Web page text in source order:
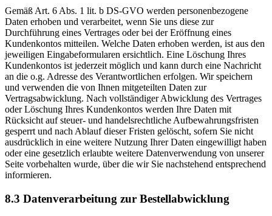
Gemäß Art. 6 Abs. 1 lit. b DS-GVO werden personenbezogene
Daten erhoben und verarbeitet, wenn Sie uns diese zur
Durchführung eines Vertrages oder bei der Eröffnung eines
Kundenkontos mitteilen. Welche Daten erhoben werden, ist aus den
jeweiligen Eingabeformularen ersichtlich. Eine Löschung Ihres
Kundenkontos ist jederzeit möglich und kann durch eine Nachricht
an die o.g. Adresse des Verantwortlichen erfolgen. Wir speichern
und verwenden die von Ihnen mitgeteilten Daten zur
Vertragsabwicklung. Nach vollständiger Abwicklung des Vertrages
oder Löschung Ihres Kundenkontos werden Ihre Daten mit
Rücksicht auf steuer- und handelsrechtliche Aufbewahrungsfristen
gesperrt und nach Ablauf dieser Fristen gelöscht, sofern Sie nicht
ausdrücklich in eine weitere Nutzung Ihrer Daten eingewilligt haben
oder eine gesetzlich erlaubte weitere Datenverwendung von unserer
Seite vorbehalten wurde, über die wir Sie nachstehend entsprechend
informieren.
8.3 Datenverarbeitung zur Bestellabwicklung